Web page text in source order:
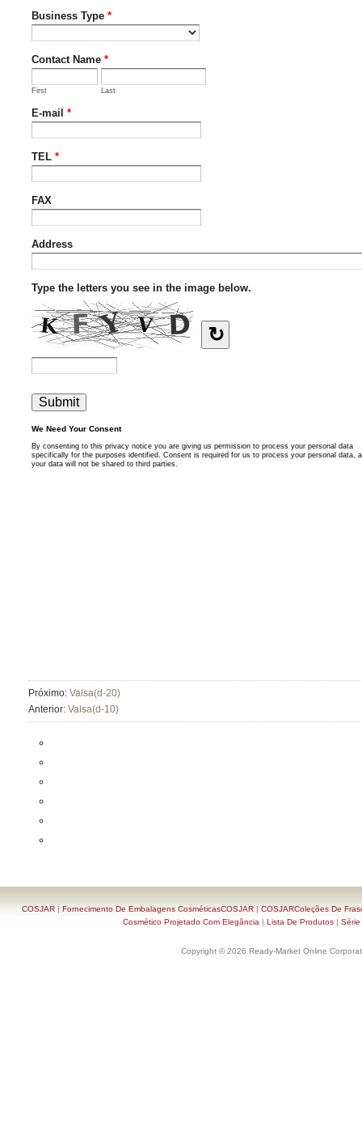
Próximo: Valsa(d-20)
Anterior: Valsa(d-10)
COSJAR| Fornecimento De Embalagens CosméticasCOSJAR| COSJARColeções De
Cosmético Projetado Com Elegância | Lista De Produtos | Série
Copyright © 2026 Ready-Market Online